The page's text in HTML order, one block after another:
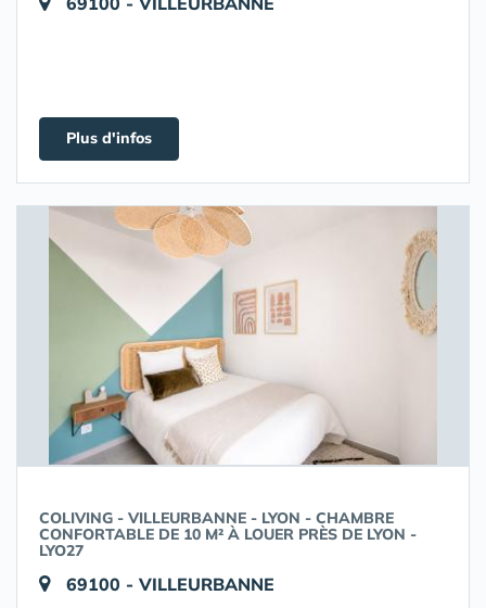
Plus d'infos
COLIVING - VILLEURBANNE - LYON - CHAMBRE
CONFORTABLE DE 10 M² À LOUER PRÈS DE LYON -
LYO27
69100 - VILLEURBANNE